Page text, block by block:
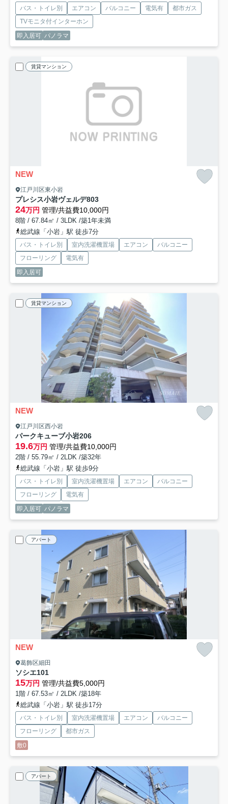
バス・トイレ別 エアコン バルコニー 電気有
都市ガス
TVモニタ付インターホン
即入居可 パノラマ
賃貸マンション
NEW
江戸川区東小岩
プレシス⼩岩ヴェルデ803
24万円 管理/共益費10,000円
8階 / 67.84㎡ / 3LDK /築1年未満
総武線「小岩」駅 徒歩7分
バス・トイレ別 室内洗濯機置場 エアコン
バルコニー
フローリング
電気有
即入居可
賃貸マンション
NEW
江戸川区西小岩
パークキューブ小岩206
19.6万円 管理/共益費10,000円
2階 / 55.79㎡ / 2LDK /築32年
総武線「小岩」駅 徒歩9分
バス・トイレ別 室内洗濯機置場 エアコン
バルコニー
フローリング
電気有
即入居可 パノラマ
アパート
NEW
葛飾区細田
ソシエ101
15万円 管理/共益費5,000円
1階 / 67.53㎡ / 2LDK /築18年
総武線「小岩」駅 徒歩17分
バス・トイレ別 室内洗濯機置場 エアコン
バルコニー
フローリング
都市ガス
敷0
アパート